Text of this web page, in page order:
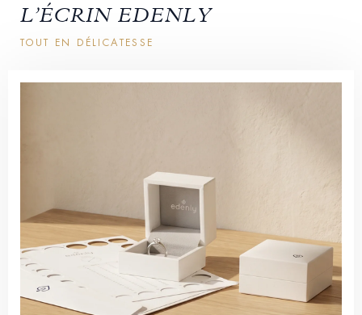
L’ÉCRIN EDENLY
TOUT EN DÉLICATESSE